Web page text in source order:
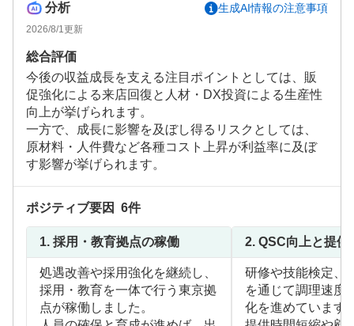
分析 生成AI情報の注意事項
2026/8/1更新
総合評価
今後の収益成長を支える注目ポイントとしては、販
促強化による来店回復と人材・DX投資による生産性
向上が挙げられます。
一方で、成長に影響を及ぼし得るリスクとしては、
原材料・人件費など各種コスト上昇が利益率に及ぼ
す影響が挙げられます。
ポジティブ要因 6件
1. 採用・教育拠点の稼働
処遇改善や採用強化を継続し、
採用・教育を一体で行う東京拠
点が稼働しました。
2. QSC向上と提供
研修や技能検定、
を通じて調理速度
化を進めています